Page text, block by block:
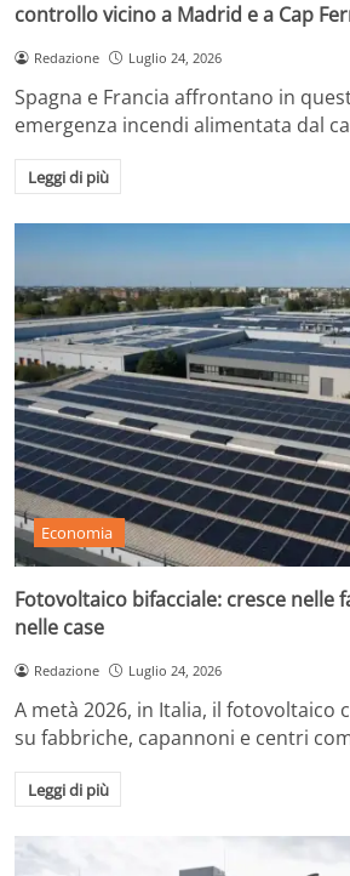
controllo vicino a Madrid e a Cap
Redazione Luglio 24, 2026
Spagna e Francia affrontano in
emergenza incendi alimentata dal
Leggi di più
Economia
Fotovoltaico bifacciale: cresce nelle
nelle case
Redazione Luglio 24, 2026
A metà 2026, in Italia, il fotovoltaico
su fabbriche, capannoni e centri
Leggi di più